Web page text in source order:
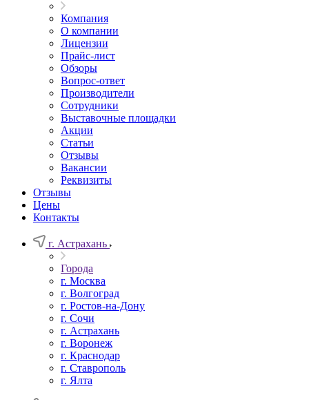
Компания
О компании
Лицензии
Прайс-лист
Обзоры
Вопрос-ответ
Производители
Сотрудники
Выставочные площадки
Акции
Статьи
Отзывы
Вакансии
Реквизиты
Отзывы
Цены
Контакты
г. Астрахань
Города
г. Москва
г. Волгоград
г. Ростов-на-Дону
г. Сочи
г. Астрахань
г. Воронеж
г. Краснодар
г. Ставрополь
г. Ялта